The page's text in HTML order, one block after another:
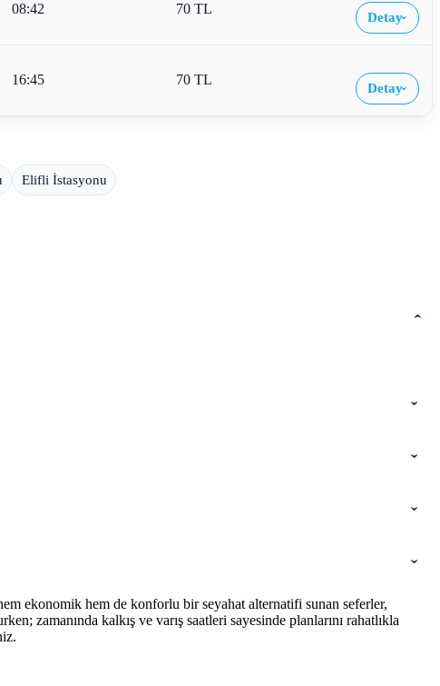
08:42 70 TL
Detay›
16:45 70 TL
Detay›
Elifli İstasyonu
ekonomik hem de konforlu bir seyahat alternatifi sunan seferler,
zamanında kalkış ve varış saatleri sayesinde planlarını rahatlıkla